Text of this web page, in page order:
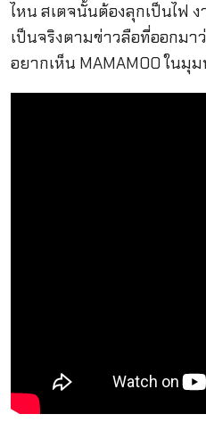
ไหน สเตจนั้นต้องลุกเป็นไฟ
เป็นจริงตามข่าวลือที่ออกม
อยากเห็น MAMAMOO ในมุ